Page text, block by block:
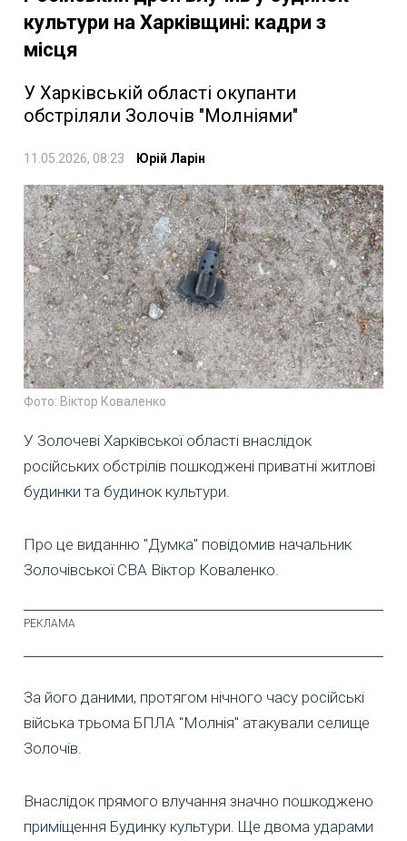
культури на Харківщині: кадри з
місця
У Харківській області окупанти
обстріляли Золочів "Молніями"
11.05.2026, 08:23 Юрій Ларін
Фото: Віктор Коваленко
У Золочеві Харківської області внаслідок
російських обстрілів пошкоджені приватні житлові
будинки та будинок культури.
Про це виданню "Думка" повідомив начальник
Золочівської СВА Віктор Коваленко.
За його даними, протягом нічного часу російські
війська трьома БПЛА "Молнія" атакували селище
Золочів.
Внаслідок прямого влучання значно пошкоджено
приміщення Будинку культури. Ще двома ударами